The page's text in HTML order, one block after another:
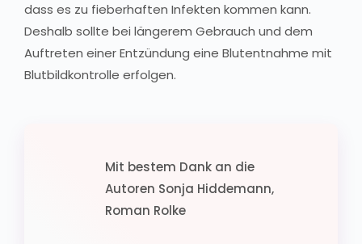
dass es zu fieberhaften Infekten kommen kann.
Deshalb sollte bei längerem Gebrauch und dem
Auftreten einer Entzündung eine Blutentnahme mit
Blutbildkontrolle erfolgen.
Mit bestem Dank an die
Autoren Sonja Hiddemann,
Roman Rolke